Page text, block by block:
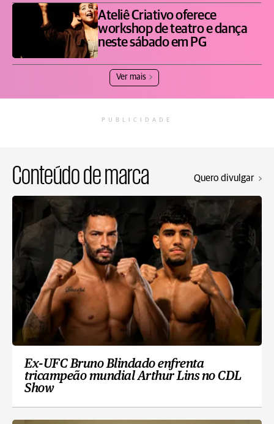
Ateliê Criativo oferece
workshop de teatro e dança
neste sábado em PG
Ver mais
PUBLICIDADE
Conteúdo de marca Quero divulgar
Ex-UFC Bruno Blindado enfrenta
tricampeão mundial Arthur Lins no CDL
Show